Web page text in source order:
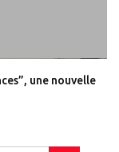
une nouvelle